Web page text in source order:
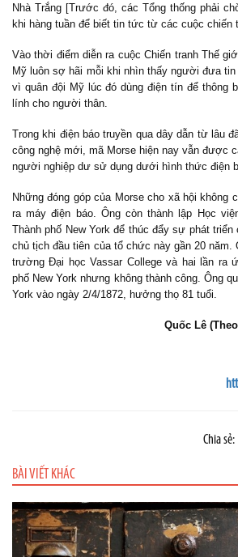
Nhà Trắng [Trước đó, các Tổng thống phải
khi hàng tuần để biết tin tức từ các cuộc chiến
Vào thời điểm diễn ra cuộc Chiến tranh Thế
Mỹ luôn sợ hãi mỗi khi nhìn thấy người đưa
vì quân đội Mỹ lúc đó dùng điện tín để thông
lính cho người thân.
Trong khi điện báo truyền qua dây dẫn từ lâu
công nghệ mới, mã Morse hiện nay vẫn được
người nghiệp dư sử dụng dưới hình thức điện
Những đóng góp của Morse cho xã hội không
ra máy điện báo. Ông còn thành lập Học
Thành phố New York để thúc đẩy sự phát
chủ tịch đầu tiên của tổ chức này gần 20 năm.
trường Đại học Vassar College và hai lần ra
phố New York nhưng không thành công. Ông
York vào ngày 2/4/1872, hưởng thọ 81 tuổi.
Quốc Lê
Chia sẻ:
BÀI VIẾT KHÁC